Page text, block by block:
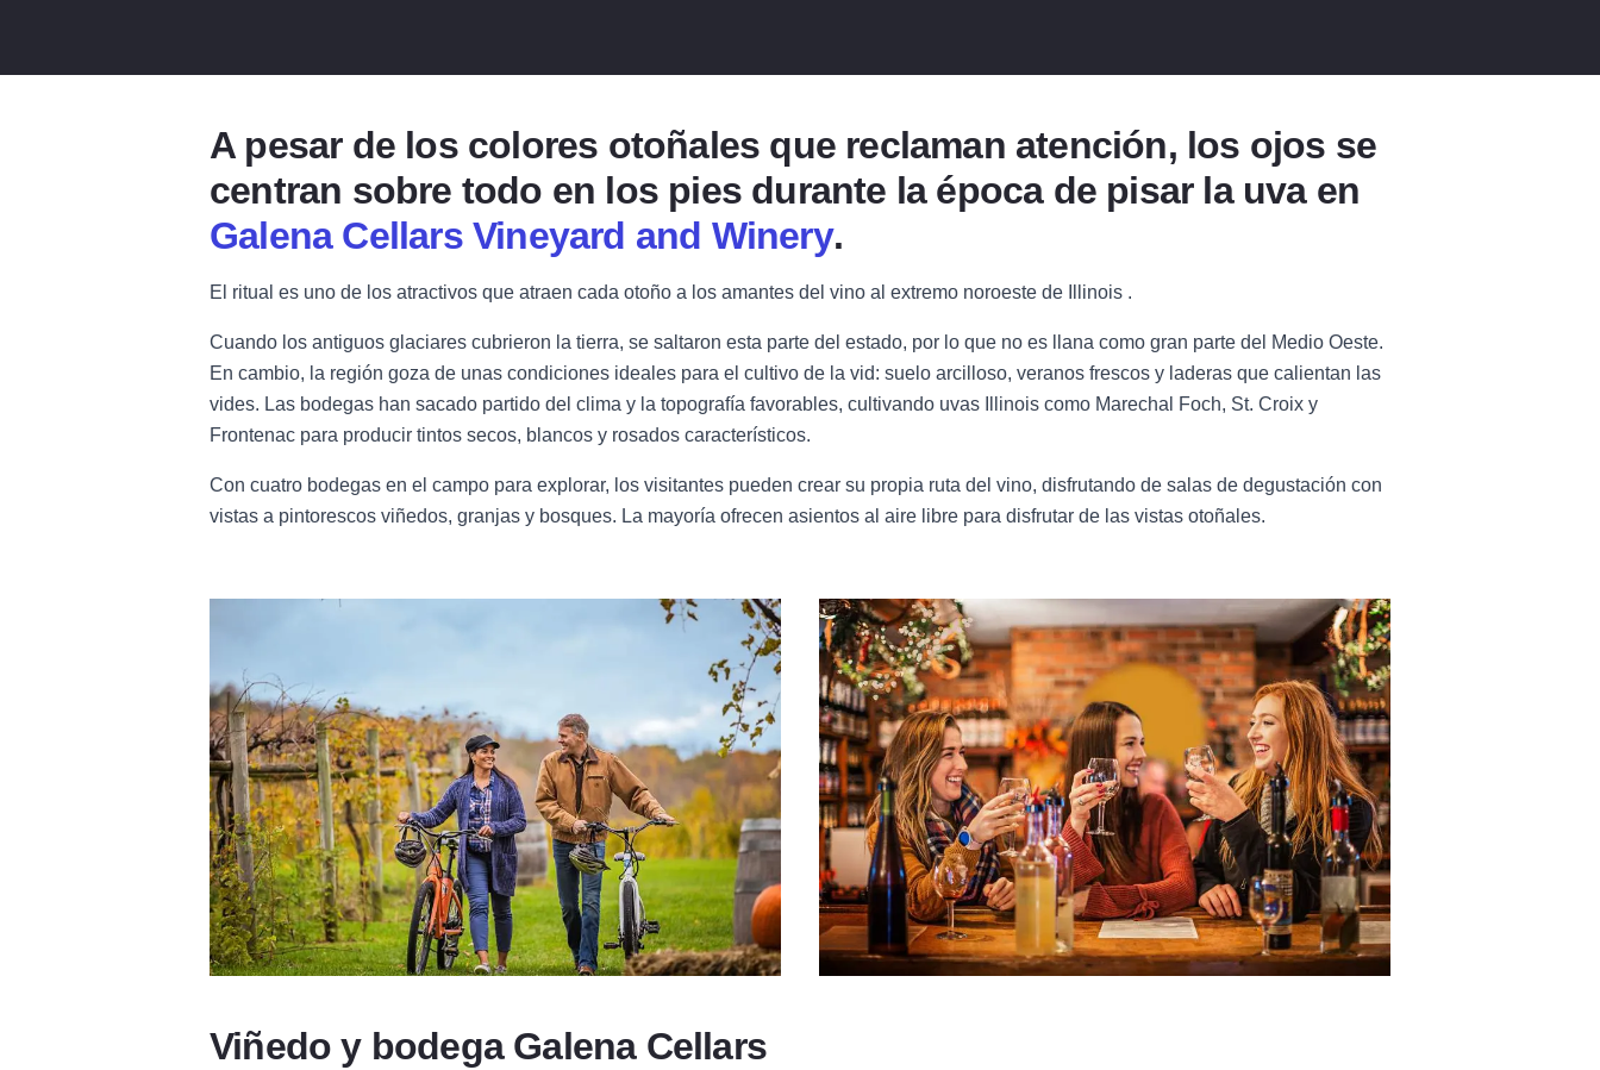
A pesar de los colores otoñales que reclaman atención, los ojos se
centran sobre todo en los pies durante la época de pisar la uva en
Galena Cellars Vineyard and Winery.
El ritual es uno de los atractivos que atraen cada otoño a los amantes del vino al extremo noroeste de Illinois .
Cuando los antiguos glaciares cubrieron la tierra, se saltaron esta parte del estado, por lo que no es llana como gran parte del Medio Oeste.
En cambio, la región goza de unas condiciones ideales para el cultivo de la vid: suelo arcilloso, veranos frescos y laderas que calientan las
vides. Las bodegas han sacado partido del clima y la topografía favorables, cultivando uvas Illinois como Marechal Foch, St. Croix y
Frontenac para producir tintos secos, blancos y rosados característicos.
Con cuatro bodegas en el campo para explorar, los visitantes pueden crear su propia ruta del vino, disfrutando de salas de degustación con
vistas a pintorescos viñedos, granjas y bosques. La mayoría ofrecen asientos al aire libre para disfrutar de las vistas otoñales.
Viñedo y bodega Galena Cellars